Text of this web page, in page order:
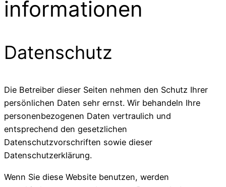
informationen
Datenschutz
Die Betreiber dieser Seiten nehmen den Schutz Ihrer
persönlichen Daten sehr ernst. Wir behandeln Ihre
personenbezogenen Daten vertraulich und
entsprechend den gesetzlichen
Datenschutzvorschriften sowie dieser
Datenschutzerklärung.
Wenn Sie diese Website benutzen, werden